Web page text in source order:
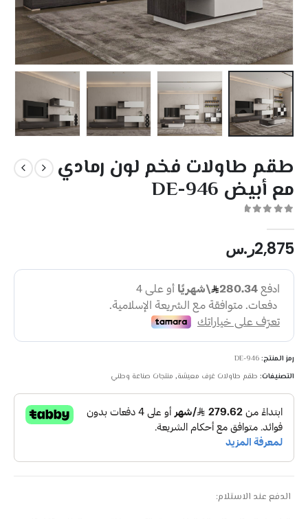
طقم طاولات فخم لون رمادي
مع أبيض DE-946
2,875ر.س
رمز المنتج:DE-946
التصنيفات: طقم طاولات غرف معيشة, منتجات صناعة وطني
الدفع عند الاستلام: